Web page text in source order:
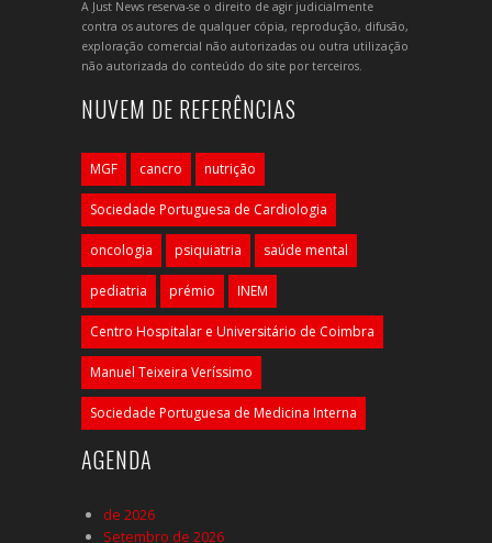
A Just News reserva-se o direito de agir judicialmente
contra os autores de qualquer cópia, reprodução, difusão,
exploração comercial não autorizadas ou outra utilização
não autorizada do conteúdo do site por terceiros.
NUVEM DE REFERÊNCIAS
MGF cancro nutrição
Sociedade Portuguesa de Cardiologia
oncologia psiquiatria saúde mental
pediatria prémio INEM
Centro Hospitalar e Universitário de Coimbra
Manuel Teixeira Veríssimo
Sociedade Portuguesa de Medicina Interna
AGENDA
de 2026
Setembro de 2026